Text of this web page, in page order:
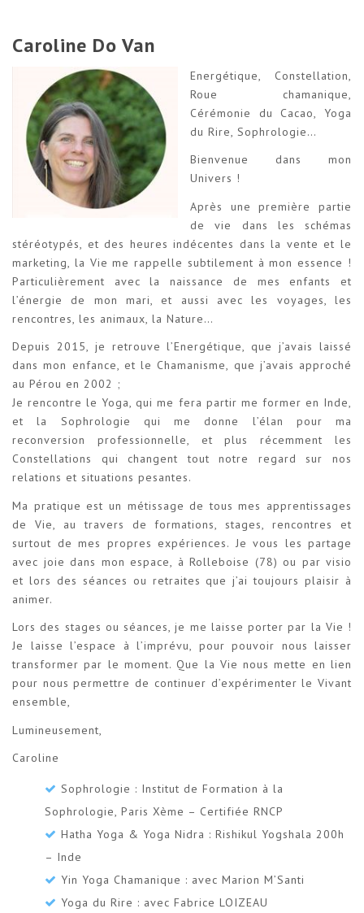
Caroline Do Van
Energétique, Constellation,
Roue chamanique,
Cérémonie du Cacao, Yoga
du Rire, Sophrologie…
Bienvenue dans mon
Univers !
Après une première partie
de vie dans les schémas
stéréotypés, et des heures indécentes dans la vente et le
marketing, la Vie me rappelle subtilement à mon essence !
Particulièrement avec la naissance de mes enfants et
l’énergie de mon mari, et aussi avec les voyages, les
rencontres, les animaux, la Nature…
Depuis 2015, je retrouve l’Energétique, que j’avais laissé
dans mon enfance, et le Chamanisme, que j’avais approché
au Pérou en 2002 ;
Je rencontre le Yoga, qui me fera partir me former en Inde,
et la Sophrologie qui me donne l’élan pour ma
reconversion professionnelle, et plus récemment les
Constellations qui changent tout notre regard sur nos
relations et situations pesantes.
Ma pratique est un métissage de tous mes apprentissages
de Vie, au travers de formations, stages, rencontres et
surtout de mes propres expériences. Je vous les partage
avec joie dans mon espace, à Rolleboise (78) ou par visio
et lors des séances ou retraites que j’ai toujours plaisir à
animer.
Lors des stages ou séances, je me laisse porter par la Vie !
Je laisse l’espace à l’imprévu, pour pouvoir nous laisser
transformer par le moment. Que la Vie nous mette en lien
pour nous permettre de continuer d’expérimenter le Vivant
ensemble,
Lumineusement,
Caroline
Sophrologie : Institut de Formation à la
Sophrologie, Paris Xème – Certifiée RNCP
Hatha Yoga & Yoga Nidra : Rishikul Yogshala 200h
– Inde
Yin Yoga Chamanique : avec Marion M’Santi
Yoga du Rire : avec Fabrice LOIZEAU